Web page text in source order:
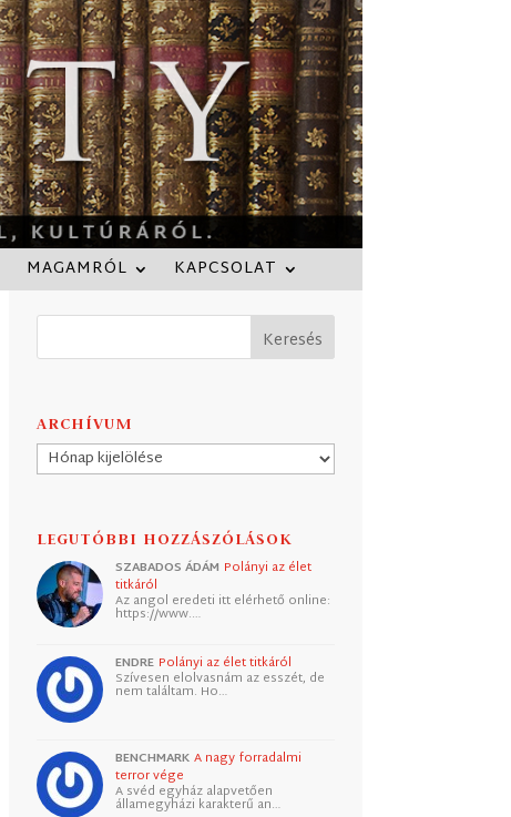
MAGAMRÓL KAPCSOLAT
ARCHÍVUM
Archívum
LEGUTÓBBI HOZZÁSZÓLÁSOK
SZABADOS ÁDÁM Polányi az élet
titkáról
Az angol eredeti itt elérhető online:
https://www.…
ENDRE Polányi az élet titkáról
Szívesen elolvasnám az esszét, de
nem találtam. Ho…
BENCHMARK A nagy forradalmi
terror vége
A svéd egyház alapvetően
államegyházi karakterű an…